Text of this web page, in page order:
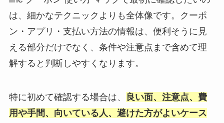
は、細かなテクニックよりも全体像です。クーポ
ン・アプリ・支払い方法の情報は、便利そうに見
える部分だけでなく、条件や注意点まで含めて理
解すると判断しやすくなります。
特に初めて確認する場合は、
良い面、注意点、費
用や手間、向いている人、避けた方がよいケース